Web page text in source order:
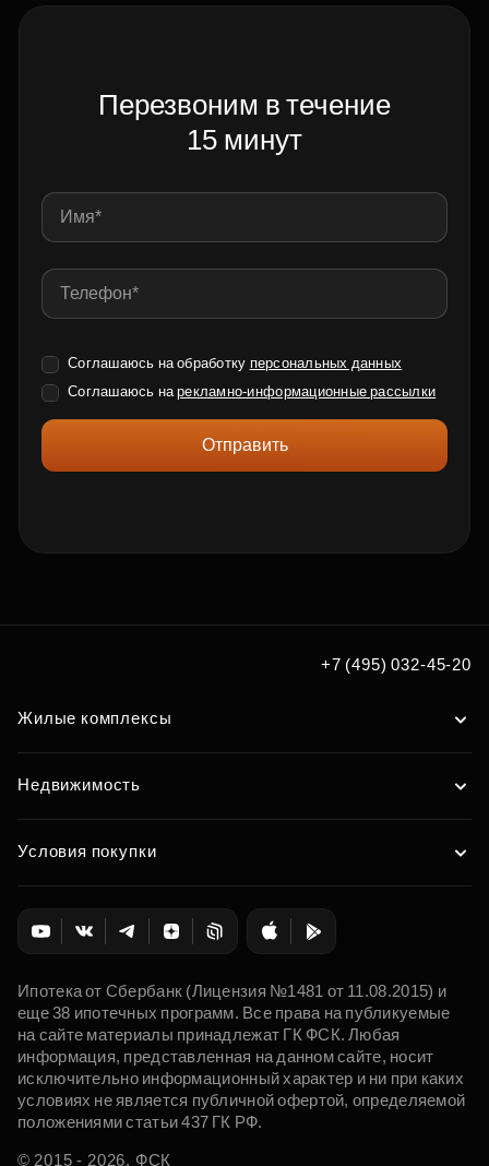
Перезвоним в течение
15 минут
Соглашаюсь на обработку персональных данных
Соглашаюсь нарекламно-информационные рассылки
Отправить
+7 (495) 032-45-20
Жилые комплексы
Недвижимость
Условия покупки
Ипотека от Сбербанк (Лицензия №1481 от 11.08.2015) и
еще 38 ипотечных программ. Все права на публикуемые
на сайте материалы принадлежат ГК ФСК. Любая
информация, представленная на данном сайте, носит
исключительно информационный характер и ни при каких
условиях не является публичной офертой, определяемой
положениями статьи 437 ГК РФ.
© 2015 - 2026. ФСК